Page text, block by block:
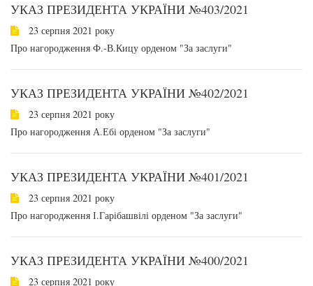
УКАЗ ПРЕЗИДЕНТА УКРАЇНИ №403/2021
23 серпня 2021 року
Про нагородження Ф.-В.Кицу орденом "За заслуги"
УКАЗ ПРЕЗИДЕНТА УКРАЇНИ №402/2021
23 серпня 2021 року
Про нагородження А.Ебі орденом "За заслуги"
УКАЗ ПРЕЗИДЕНТА УКРАЇНИ №401/2021
23 серпня 2021 року
Про нагородження І.Гарібашвілі орденом "За заслуги"
УКАЗ ПРЕЗИДЕНТА УКРАЇНИ №400/2021
23 серпня 2021 року